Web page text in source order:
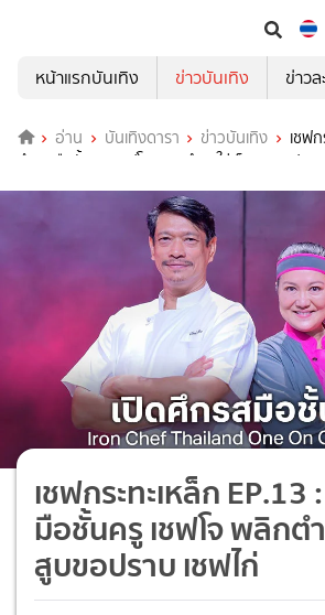
หน้าแรกบันเทิง
ข่าวบันเทิง ข่าว
อ่าน บันเทิงดารา ข่าวบันเทิง
เชฟ
ศึกรสมือชั้นครู เชฟโจ พลิกตำราใส่เต็มสูบขอปรา
เชฟกระทะเหล็ก EP.13
มือชั้นครู เชฟโจ พลิกต
สูบขอปราบ เชฟไก่